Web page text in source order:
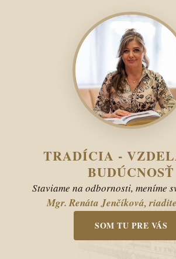
TRADÍCIA -
BUDÚCNOSŤ
Staviame na odbornosti, meníme
Mgr. Renáta Jenčíková,
SOM TU PRE VÁS